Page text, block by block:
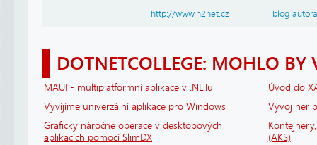
http://www.h2net.cz blog autora
DOTNETCOLLEGE: MOHLO BY
MAUI - multiplatformní aplikace v .NETu
Úvod do
Vyvíjíme univerzální aplikace pro Windows
Vývoj her
Graficky náročné operace v desktopových
aplikacích pomocí SlimDX
(AKS)